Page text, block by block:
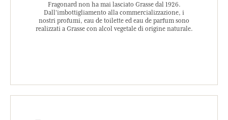
Fragonard non ha mai lasciato Grasse dal 1926.
Dall’imbottigliamento alla commercializzazione, i
nostri profumi, eau de toilette ed eau de parfum sono
realizzati a Grasse con alcol vegetale di origine naturale.